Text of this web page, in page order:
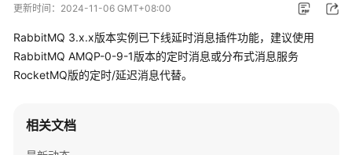
服
务
更新时间： 2024-11-06 GMT+08:00
RabbitMQ 3.x.x版本实例已下线延时消息插件功能，建议使用
RabbitMQ AMQP-0-9-1版本的定时消息或分布式消息服务
RocketMQ版的定时/延迟消息代替。
相关文档